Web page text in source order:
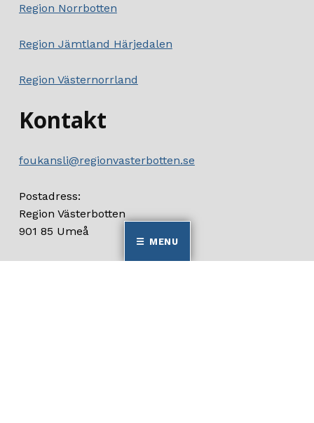
MENU
Region Norrbotten
Region Jämtland Härjedalen
Region Västernorrland
Kontakt
foukansli@regionvasterbotten.se
Postadress:
Region Västerbotten
901 85 Umeå